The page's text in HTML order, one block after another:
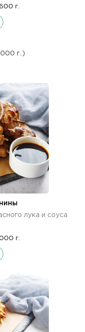
г.
г.)
лука и соуса
г.